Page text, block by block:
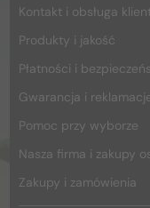
Kontakt i obsługa
Produkty i jakość
Płatności i
Gwarancja i
Pomoc przy wyborze
Nasza firma i zakupy
Zakupy i zamówienia